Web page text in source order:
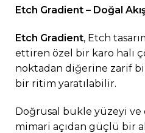
Etch Gradient – Doğal
Etch Gradient, Etch
ettiren özel bir karo halı
noktadan diğerine zarif
bir ritim yaratılabilir.
Doğrusal bukle yüzeyi ve
mimari açıdan güçlü bir